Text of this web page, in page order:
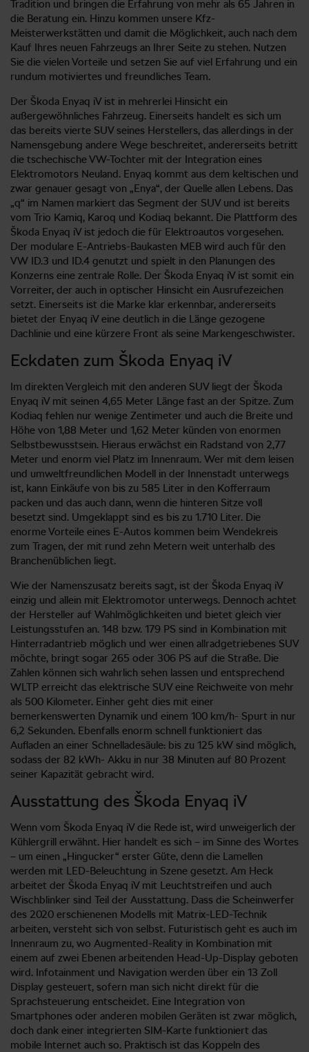
Tradition und bringen die Erfahrung von mehr als 65 Jahren in
die Beratung ein. Hinzu kommen unsere Kfz-
Meisterwerkstätten und damit die Möglichkeit, auch nach dem
Kauf Ihres neuen Fahrzeugs an Ihrer Seite zu stehen. Nutzen
Sie die vielen Vorteile und setzen Sie auf viel Erfahrung und ein
rundum motiviertes und freundliches Team.
Der Škoda Enyaq iV ist in mehrerlei Hinsicht ein
außergewöhnliches Fahrzeug. Einerseits handelt es sich um
das bereits vierte SUV seines Herstellers, das allerdings in der
Namensgebung andere Wege beschreitet, andererseits betritt
die tschechische VW-Tochter mit der Integration eines
Elektromotors Neuland. Enyaq kommt aus dem keltischen und
zwar genauer gesagt von „Enya“, der Quelle allen Lebens. Das
„q“ im Namen markiert das Segment der SUV und ist bereits
vom Trio Kamiq, Karoq und Kodiaq bekannt. Die Plattform des
Škoda Enyaq iV ist jedoch die für Elektroautos vorgesehen.
Der modulare E-Antriebs-Baukasten MEB wird auch für den
VW ID.3 und ID.4 genutzt und spielt in den Planungen des
Konzerns eine zentrale Rolle. Der Škoda Enyaq iV ist somit ein
Vorreiter, der auch in optischer Hinsicht ein Ausrufezeichen
setzt. Einerseits ist die Marke klar erkennbar, andererseits
bietet der Enyaq iV eine deutlich in die Länge gezogene
Dachlinie und eine kürzere Front als seine Markengeschwister.
Eckdaten zum Škoda Enyaq iV
Im direkten Vergleich mit den anderen SUV liegt der Škoda
Enyaq iV mit seinen 4,65 Meter Länge fast an der Spitze. Zum
Kodiaq fehlen nur wenige Zentimeter und auch die Breite und
Höhe von 1,88 Meter und 1,62 Meter künden von enormen
Selbstbewusstsein. Hieraus erwächst ein Radstand von 2,77
Meter und enorm viel Platz im Innenraum. Wer mit dem leisen
und umweltfreundlichen Modell in der Innenstadt unterwegs
ist, kann Einkäufe von bis zu 585 Liter in den Kofferraum
packen und das auch dann, wenn die hinteren Sitze voll
besetzt sind. Umgeklappt sind es bis zu 1.710 Liter. Die
enorme Vorteile eines E-Autos kommen beim Wendekreis
zum Tragen, der mit rund zehn Metern weit unterhalb des
Branchenüblichen liegt.
Wie der Namenszusatz bereits sagt, ist der Škoda Enyaq iV
einzig und allein mit Elektromotor unterwegs. Dennoch achtet
der Hersteller auf Wahlmöglichkeiten und bietet gleich vier
Leistungsstufen an. 148 bzw. 179 PS sind in Kombination mit
Hinterradantrieb möglich und wer einen allradgetriebenes SUV
möchte, bringt sogar 265 oder 306 PS auf die Straße. Die
Zahlen können sich wahrlich sehen lassen und entsprechend
WLTP erreicht das elektrische SUV eine Reichweite von mehr
als 500 Kilometer. Einher geht dies mit einer
bemerkenswerten Dynamik und einem 100 km/h- Spurt in nur
6,2 Sekunden. Ebenfalls enorm schnell funktioniert das
Aufladen an einer Schnelladesäule: bis zu 125 kW sind möglich,
sodass der 82 kWh- Akku in nur 38 Minuten auf 80 Prozent
seiner Kapazität gebracht wird.
Ausstattung des Škoda Enyaq iV
Wenn vom Škoda Enyaq iV die Rede ist, wird unweigerlich der
Kühlergrill erwähnt. Hier handelt es sich – im Sinne des Wortes
– um einen „Hingucker“ erster Güte, denn die Lamellen
werden mit LED-Beleuchtung in Szene gesetzt. Am Heck
arbeitet der Škoda Enyaq iV mit Leuchtstreifen und auch
Wischblinker sind Teil der Ausstattung. Dass die Scheinwerfer
des 2020 erschienenen Modells mit Matrix-LED-Technik
arbeiten, versteht sich von selbst. Futuristisch geht es auch im
Innenraum zu, wo Augmented-Reality in Kombination mit
einem auf zwei Ebenen arbeitenden Head-Up-Display geboten
wird. Infotainment und Navigation werden über ein 13 Zoll
Display gesteuert, sofern man sich nicht direkt für die
Sprachsteuerung entscheidet. Eine Integration von
Smartphones oder anderen mobilen Geräten ist zwar möglich,
doch dank einer integrierten SIM-Karte funktioniert das
mobile Internet auch so. Praktisch ist das Koppeln des